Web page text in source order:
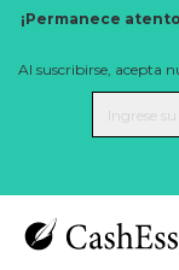
¡Permanece
Al suscribirse, acepta